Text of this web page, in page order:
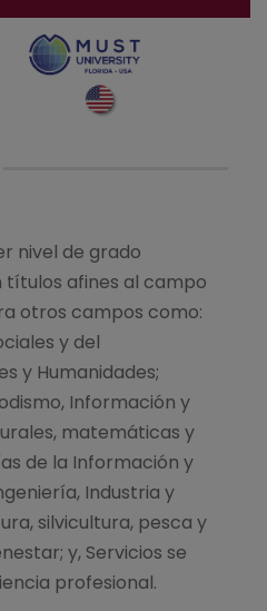
nivel de grado
afines al campo
otros campos como:
y del
y Humanidades;
Información y
matemáticas y
de la Información y
Industria y
silvicultura, pesca y
y, Servicios se
profesional.